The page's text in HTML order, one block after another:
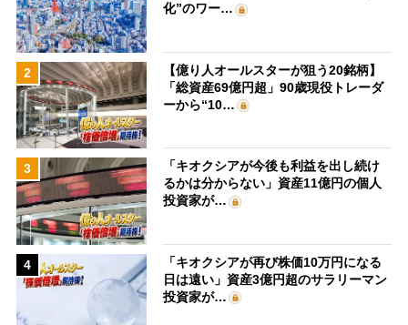
化”のワー…
2
【億り人オールスターが狙う20銘柄】
「総資産69億円超」90歳現役トレーダ
ーから“10…
3
「キオクシアが今後も利益を出し続け
るかは分からない」資産11億円の個人
投資家が…
4
「キオクシアが再び株価10万円になる
日は遠い」資産3億円超のサラリーマン
投資家が…